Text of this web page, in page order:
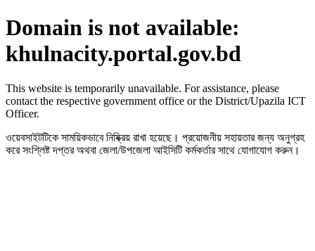
Domain is not available:
khulnacity.portal.gov.bd
This website is temporarily unavailable. For assistance, please
contact the respective government office or the District/Upazila ICT
Officer.
ওয়েবসাইটটিকে সাময়িকভাবে নিষ্ক্রিয় রাখা হয়েছে। প্রয়োজনীয় সহায়তার জন্য অনুগ্রহ
করে সংশ্লিষ্ট দপ্তর অথবা জেলা/উপজেলা আইসিটি কর্মকর্তার সাথে যোগাযোগ করুন।